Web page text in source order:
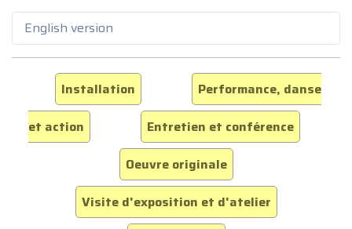
English version
Installation
Performance, danse
et action
Entretien et conférence
Oeuvre originale
Visite d'exposition et d'atelier